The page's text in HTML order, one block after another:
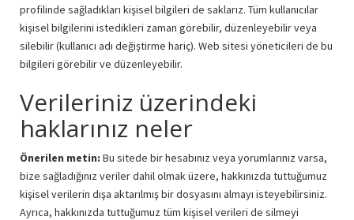
profilinde sağladıkları kişisel bilgileri de saklarız. Tüm kullanıcılar
kişisel bilgilerini istedikleri zaman görebilir, düzenleyebilir veya
silebilir (kullanıcı adı değiştirme hariç). Web sitesi yöneticileri de bu
bilgileri görebilir ve düzenleyebilir.
Verileriniz üzerindeki
haklarınız neler
Önerilen metin: Bu sitede bir hesabınız veya yorumlarınız varsa,
bize sağladığınız veriler dahil olmak üzere, hakkınızda tuttuğumuz
kişisel verilerin dışa aktarılmış bir dosyasını almayı isteyebilirsiniz.
Ayrıca, hakkınızda tuttuğumuz tüm kişisel verileri de silmeyi